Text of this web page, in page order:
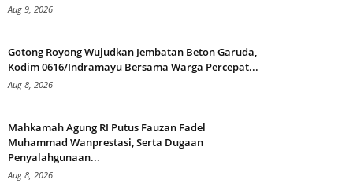
Aug 9, 2026
Gotong Royong Wujudkan Jembatan Beton Garuda,
Kodim 0616/Indramayu Bersama Warga Percepat...
Aug 8, 2026
Mahkamah Agung RI Putus Fauzan Fadel
Muhammad Wanprestasi, Serta Dugaan
Penyalahgunaan...
Aug 8, 2026